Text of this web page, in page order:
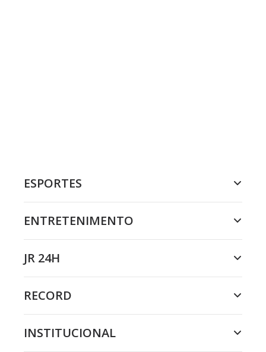
ESPORTES
ENTRETENIMENTO
JR 24H
RECORD
INSTITUCIONAL